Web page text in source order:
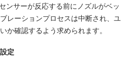
サーが反応する前にノズルがベッ
レーションプロセスは中断され、ユ
か確認するよう求められます。
定